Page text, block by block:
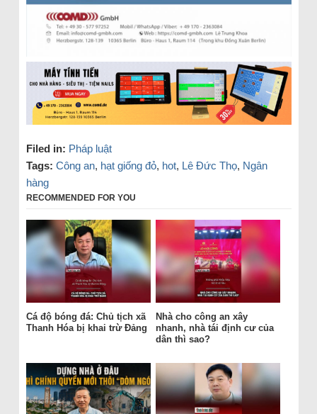
Filed in: Pháp luật
Tags: Công an, hạt giống đỏ, hot, Lê Đức Thọ, Ngân
hàng
RECOMMENDED FOR YOU
Cá độ bóng đá: Chủ tịch xã
Thanh Hóa bị khai trừ Đảng
Nhà cho công an xây
nhanh, nhà tái định cư của
dân thì sao?